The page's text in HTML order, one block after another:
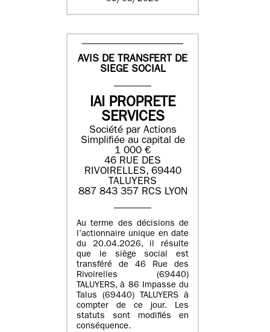
AVIS DE TRANSFERT DE
SIEGE SOCIAL
IAI PROPRETE
SERVICES
Société par Actions
Simplifiée au capital de
1 000 €
46 RUE DES
RIVOIRELLES, 69440
TALUYERS
887 843 357 RCS LYON
Au terme des décisions de
l’actionnaire unique en date
du 20.04.2026, il résulte
que le siège social est
transféré de 46 Rue des
Rivoirelles (69440)
TALUYERS, à 86 Impasse du
Talus (69440) TALUYERS à
compter de ce jour. Les
statuts sont modifiés en
conséquence.